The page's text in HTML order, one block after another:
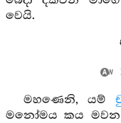
වෙයි.
මහණෙනි, යම්
මනෝමය කය මවන